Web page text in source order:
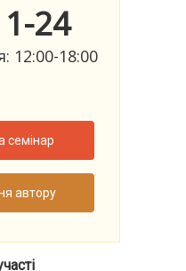
24
12:00-18:00
семінар
автору